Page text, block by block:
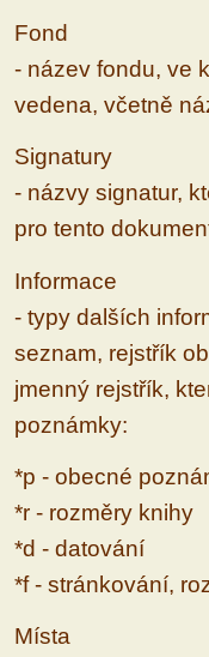
Fond
- název fondu, ve
vedena, včetně
Signatury
- názvy signatur,
pro tento
Informace
- typy dalších
seznam, rejstřík
jmenný rejstřík,
poznámky:
*p - obecné
*r - rozměry knihy
*d - datování
*f - stránkování,
Místa